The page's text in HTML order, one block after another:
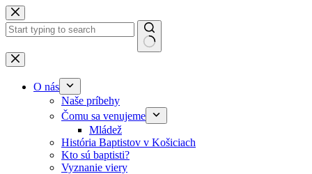
Skip to content
No results
O nás
Naše príbehy
Čomu sa venujeme
Mládež
História Baptistov v Košiciach
Kto sú baptisti?
Vyznanie viery